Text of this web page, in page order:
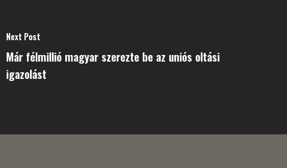
Next Post
Már félmillió magyar szerezte be az uniós oltási
igazolást